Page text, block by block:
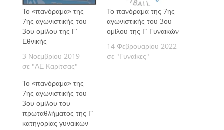
Το «πανόραμα» της
7ης αγωνιστικής του
3ου ομίλου της Γ’
Εθνικής
3 Νοεμβρίου 2019
σε "ΑΕ Καρίτσας"
Το πανόραμα της 7ης
αγωνιστικής του 3ου
ομίλου της Γ’ Γυναικών
14 Φεβρουαρίου 2022
σε "Γυναίκες"
Το «πανόραμα» της
7ης αγωνιστικής του
3ου ομίλου του
πρωταθλήματος της Γ’
κατηγορίας γυναικών